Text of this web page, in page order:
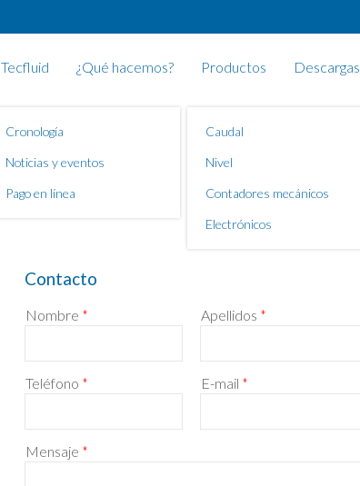
Tecfluid
Cronología
Noticias y eventos
Pago en línea
¿Qué hacemos? Productos
Caudal
Nivel
Contadores mecánicos
Electrónicos
Descargas
Contacto
Nombre * Apellidos *
Teléfono * E-mail *
Mensaje *